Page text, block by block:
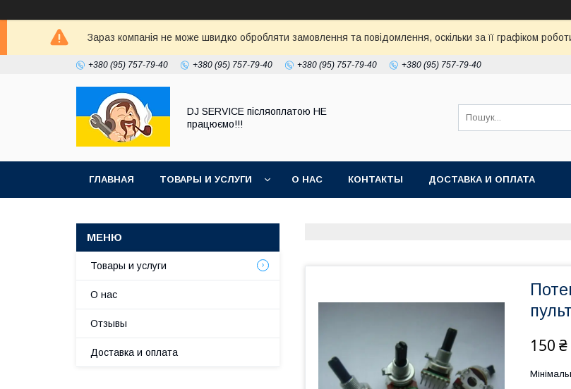
Зараз компанія не може швидко обробляти замовлення та повідомлення, оскільки за її графіком
+380 (95) 757-79-40 +380 (95) 757-79-40 +380 (95) 757-79-40 +380 (95) 757-79-40
DJ SERVICE пiсляоплатою НЕ
працюємо!!!
ГЛАВНАЯ ТОВАРЫ И УСЛУГИ О НАС КОНТАКТЫ ДОСТАВКА И ОПЛАТА
150 ₴
Товары и услуги
О нас
Отзывы
Доставка и оплата